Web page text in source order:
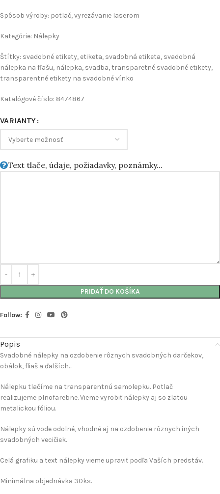
Spôsob výroby: potlač, vyrezávanie laserom
Kategórie: Nálepky
Štítky: svadobné etikety, etiketa, svadobná etiketa, svadobná
nálepka na fľašu, nálepka, svadba, transparetné svadobné etikety,
transparentné etikety na svadobné vínko
Katalógové číslo: 8474867
VARIANTY
Text tlače, údaje, požiadavky, poznámky...
PRIDAŤ DO KOŠÍKA
Follow:
Popis
Svadobné nálepky na ozdobenie rôznych svadobných darčekov,
obálok, fliaš a ďalších…
Nálepku tlačíme na transparentnú samolepku. Potlač
realizujeme plnofarebne. Vieme vyrobiť nálepky aj so zlatou
metalickou fóliou.
Nálepky sú vode odolné, vhodné aj na ozdobenie rôznych iných
svadobných vecičiek.
Celá grafiku a text nálepky vieme upraviť podľa Vaších predstáv.
Minimálna objednávka 30ks.